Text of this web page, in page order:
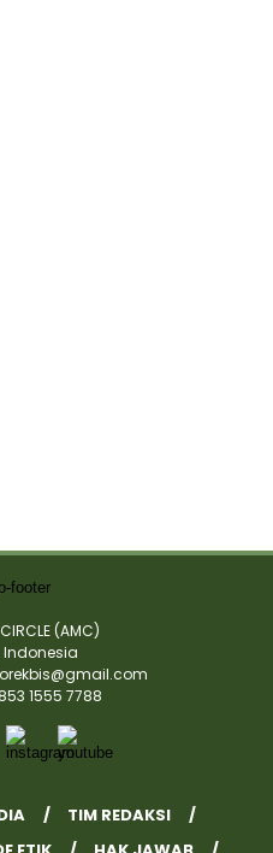
(AMC)
1555 7788
TIM REDAKSI